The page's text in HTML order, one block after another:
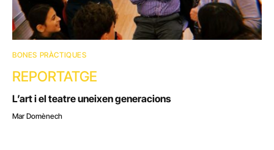
BONES PRÀCTIQUES
REPORTATGE
L’art i el teatre uneixen generacions
Mar Domènech